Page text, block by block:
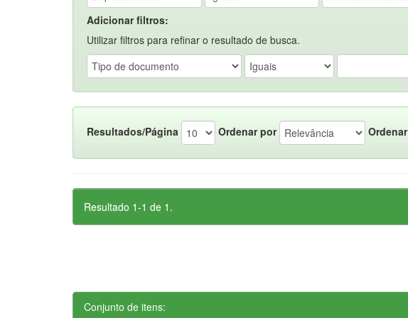
Adicionar filtros:
Utilizar filtros para refinar o resultado de busca.
Resultados/Página Ordenar por Ordenar
Resultado 1-1 de 1.
Conjunto de itens: